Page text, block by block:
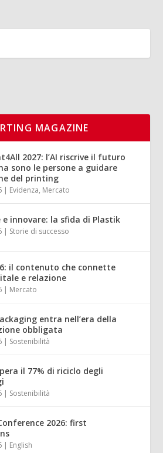
MAGAZINE
2027: l’AI riscrive il futuro
sono le persone a guidare
del printing
| Evidenza, Mercato
e innovare: la sfida di Plastik
| Storie di successo
il contenuto che connette
e relazione
| Mercato
entra nell’era della
obbligata
| Sostenibilità
il 77% di riciclo degli
| Sostenibilità
2026: first
| English